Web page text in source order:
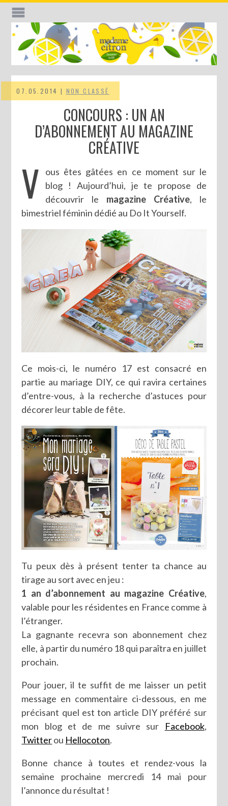
07.05.2014 | NON CLASSÉ
CONCOURS : UN AN
D’ABONNEMENT AU MAGAZINE
CRÉATIVE
V
ous êtes gâtées en ce moment sur le
blog ! Aujourd’hui, je te propose de
découvrir le magazine Créative, le
bimestriel féminin dédié au Do It Yourself.
Ce mois-ci, le numéro 17 est consacré en
partie au mariage DIY, ce qui ravira certaines
d’entre-vous, à la recherche d’astuces pour
décorer leur table de fête.
Tu peux dès à présent tenter ta chance au
tirage au sort avec en jeu :
1 an d’abonnement au magazine Créative,
valable pour les résidentes en France comme à
l’étranger.
La gagnante recevra son abonnement chez
elle, à partir du numéro 18 qui paraîtra en juillet
prochain.
Pour jouer, il te suffit de me laisser un petit
message en commentaire ci-dessous, en me
précisant quel est ton article DIY préféré sur
mon blog et de me suivre sur
Facebook,
Twitterou Hellocoton.
Bonne chance à toutes et rendez-vous la
semaine prochaine mercredi 14 mai pour
l’annonce du résultat !